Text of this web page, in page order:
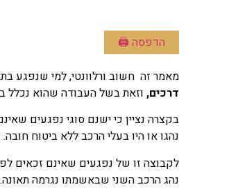
הדפסה 🖨
מאמר זה חשוב ורלוונטי, למי שנפגע
דרכים, וזאת בשל העבודה שהוא נכלל
בקצרה נציין כי ישנם סוגי נפגעים
נהגו או היו בעלי הרכב ללא ביטוח
לקבוצה זו של נפגעים שאינם זכאים
נהג הרכב השני שבאשמתו נגרמה תאונה.